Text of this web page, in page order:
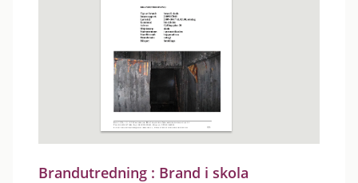
Brandutredning : Brand i skola